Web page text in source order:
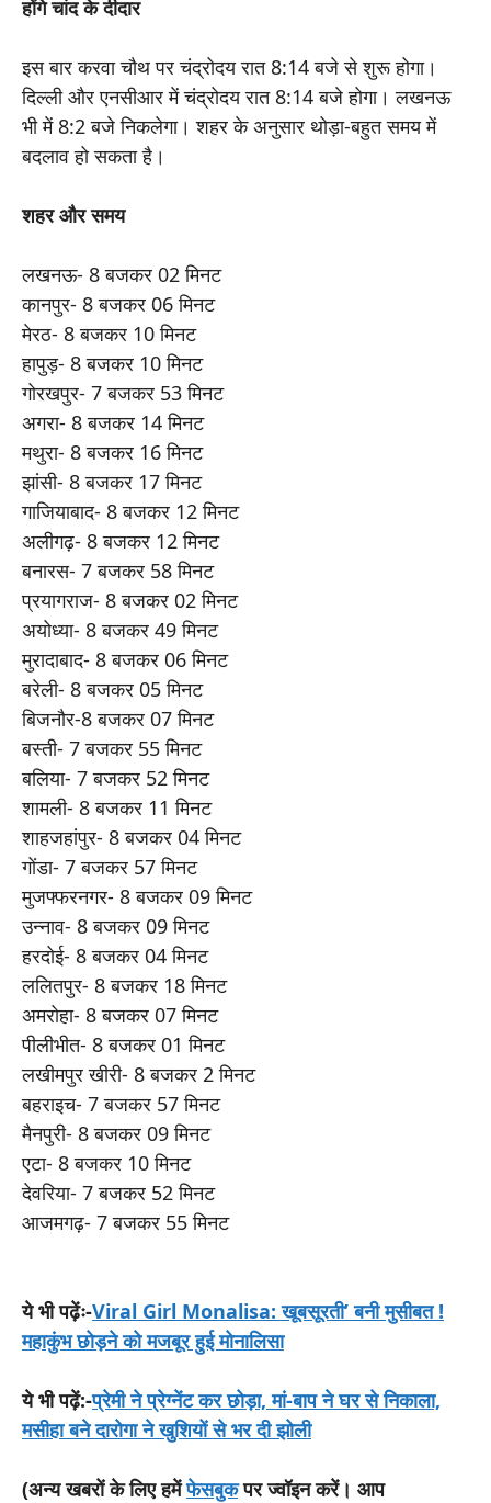
होंगे चांद के दीदार
इस बार करवा चौथ पर चंद्रोदय रात 8:14 बजे से शुरू होगा।
दिल्ली और एनसीआर में चंद्रोदय रात 8:14 बजे होगा। लखनऊ
भी में 8:2 बजे निकलेगा। शहर के अनुसार थोड़ा-बहुत समय में
बदलाव हो सकता है।
शहर और समय
लखनऊ- 8 बजकर 02 मिनट
कानपुर- 8 बजकर 06 मिनट
मेरठ- 8 बजकर 10 मिनट
हापुड़- 8 बजकर 10 मिनट
गोरखपुर- 7 बजकर 53 मिनट
अगरा- 8 बजकर 14 मिनट
मथुरा- 8 बजकर 16 मिनट
झांसी- 8 बजकर 17 मिनट
गाजियाबाद- 8 बजकर 12 मिनट
अलीगढ़- 8 बजकर 12 मिनट
बनारस- 7 बजकर 58 मिनट
प्रयागराज- 8 बजकर 02 मिनट
अयोध्या- 8 बजकर 49 मिनट
मुरादाबाद- 8 बजकर 06 मिनट
बरेली- 8 बजकर 05 मिनट
बिजनौर-8 बजकर 07 मिनट
बस्ती- 7 बजकर 55 मिनट
बलिया- 7 बजकर 52 मिनट
शामली- 8 बजकर 11 मिनट
शाहजहांपुर- 8 बजकर 04 मिनट
गोंडा- 7 बजकर 57 मिनट
मुजफ्फरनगर- 8 बजकर 09 मिनट
उन्नाव- 8 बजकर 09 मिनट
हरदोई- 8 बजकर 04 मिनट
ललितपुर- 8 बजकर 18 मिनट
अमरोहा- 8 बजकर 07 मिनट
पीलीभीत- 8 बजकर 01 मिनट
लखीमपुर खीरी- 8 बजकर 2 मिनट
बहराइच- 7 बजकर 57 मिनट
मैनपुरी- 8 बजकर 09 मिनट
एटा- 8 बजकर 10 मिनट
देवरिया- 7 बजकर 52 मिनट
आजमगढ़- 7 बजकर 55 मिनट
ये भी पढ़ेंः-Viral Girl Monalisa: खूबसूरती’ बनी मुसीबत !
महाकुंभ छोड़ने को मजबूर हुई मोनालिसा
ये भी पढ़ें:-प्रेमी ने प्रेग्नेंट कर छोड़ा, मां-बाप ने घर से निकाला,
मसीहा बने दारोगा ने खुशियों से भर दी झोली
(अन्य खबरों के लिए हमेंफेसबुकपर ज्वॉइन करें। आप